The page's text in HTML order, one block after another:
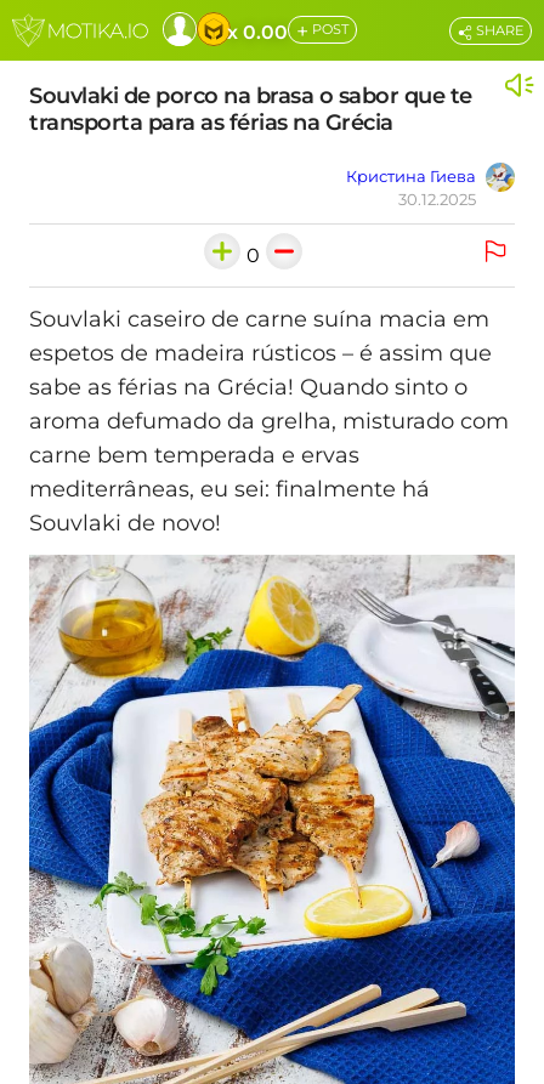
x 0.00 + POST
Souvlaki de porco na brasa o sabor que te
transporta para as férias na Grécia
Кристина Гиева
30.12.2025
SHARE
0
Souvlaki caseiro de carne suína macia em
espetos de madeira rústicos – é assim que
sabe as férias na Grécia! Quando sinto o
aroma defumado da grelha, misturado com
carne bem temperada e ervas
mediterrâneas, eu sei: finalmente há
Souvlaki de novo!